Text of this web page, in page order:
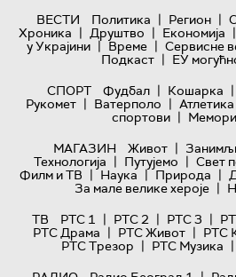
ВЕСТИ Политика | Регион |
Хроника | Друштво | Економија |
у Украјини | Време | Сервисне
Подкаст | ЕУ
СПОРТ
Фудбал | Кошарка |
Рукомет | Ватерполо | Атлетика
спортови |
МАГАЗИН
Живот |
Технологијa | Путујемо | Свет
Филм и ТВ | Наука | Природа |
За мале велике хероје |
ТВ
РТС 1 | РТС 2 | РТС 3 |
РТС Драма | РТС Живот | РТС
РТС Трезор | РТС Музика |